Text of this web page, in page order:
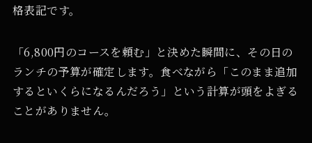
格表記です。
「6,800円のコースを頼む」と決めた瞬間に、その日の
ランチの予算が確定します。食べながら「このまま追加
するといくらになるんだろう」という計算が頭をよぎる
ことがありません。